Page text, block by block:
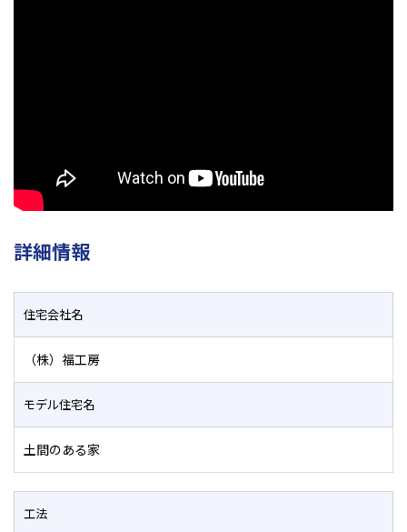
詳細情報
住宅会社名
（株）福工房
モデル住宅名
土間のある家
工法